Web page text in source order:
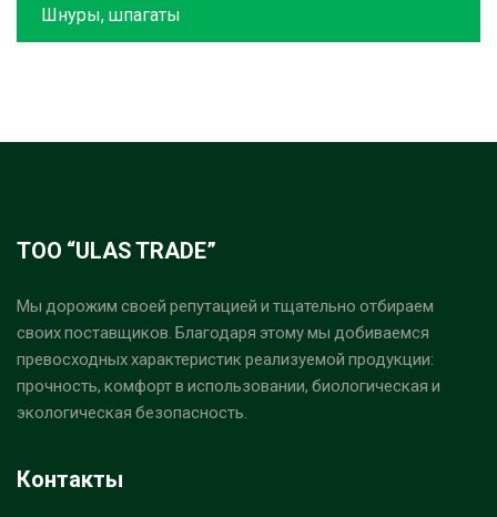
Шнуры, шпагаты
ТОО “ULAS TRADE”
Мы дорожим своей репутацией и тщательно отбираем
своих поставщиков. Благодаря этому мы добиваемся
превосходных характеристик реализуемой продукции:
прочность, комфорт в использовании, биологическая и
экологическая безопасность.
Контакты